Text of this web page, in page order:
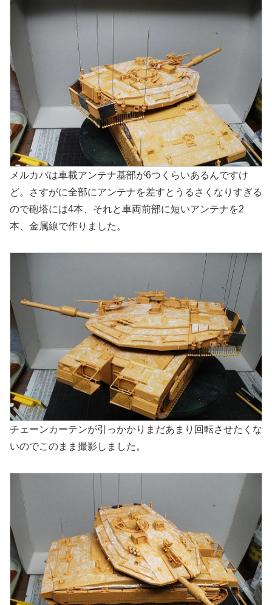
メルカバは車載アンテナ基部が6つくらいあるんですけ
ど。さすがに全部にアンテナを差すとうるさくなりすぎる
ので砲塔には4本、それと車両前部に短いアンテナを2
本、金属線で作りました。
チェーンカーテンが引っかかりまだあまり回転させたくな
いのでこのまま撮影しました。